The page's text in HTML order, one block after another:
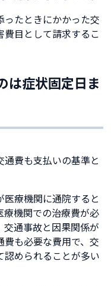
たときにかかった交
目として請求するこ
は症状固定日ま
費も支払いの基準と
療機関に通院すると
療機関での治療費が必
通事故と因果関係が
も必要な費用で、交
められることが多い